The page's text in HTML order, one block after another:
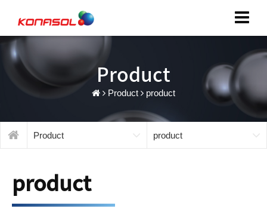
Product
Product product
Product product
product